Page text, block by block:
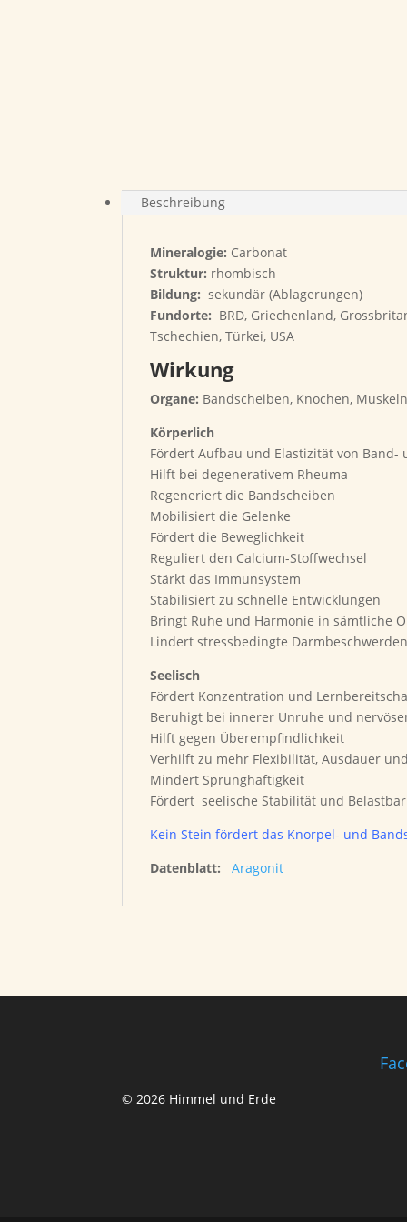
Beschreibung
Mineralogie: Carbonat
Struktur: rhombisch
Bildung: sekundär (Ablagerungen)
Fundorte: BRD, Griechenland,
Tschechien, Türkei, USA
Wirkung
Organe: Bandscheiben, Knochen, Muskeln
Körperlich
Fördert Aufbau und Elastizität von Band-
Hilft bei degenerativem Rheuma
Regeneriert die Bandscheiben
Mobilisiert die Gelenke
Fördert die Beweglichkeit
Reguliert den Calcium-Stoffwechsel
Stärkt das Immunsystem
Stabilisiert zu schnelle Entwicklungen
Bringt Ruhe und Harmonie in sämtliche
Lindert stressbedingte Darmbeschwerden
Seelisch
Fördert Konzentration und
Beruhigt bei innerer Unruhe und
Hilft gegen Überempfindlichkeit
Verhilft zu mehr Flexibilität, Ausdauer
Mindert Sprunghaftigkeit
Fördert seelische Stabilität und
Kein Stein fördert das Knorpel- und
Datenblatt:
Aragonit
© 2026 Himmel und Erde